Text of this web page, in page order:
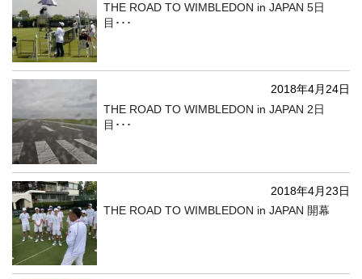
THE ROAD TO WIMBLEDON in JAPAN 5日
目･･･
2018年4月24日
THE ROAD TO WIMBLEDON in JAPAN 2日
目･･･
2018年4月23日
THE ROAD TO WIMBLEDON in JAPAN 開幕